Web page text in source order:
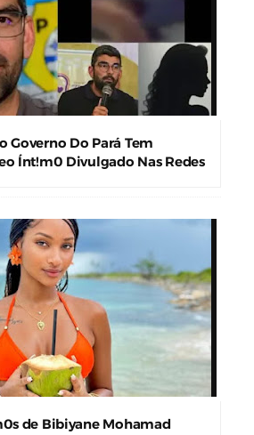
Governo Do Pará Tem
Ínt!m0 Divulgado Nas Redes
de Bibiyane Mohamad